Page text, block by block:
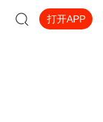
打开APP